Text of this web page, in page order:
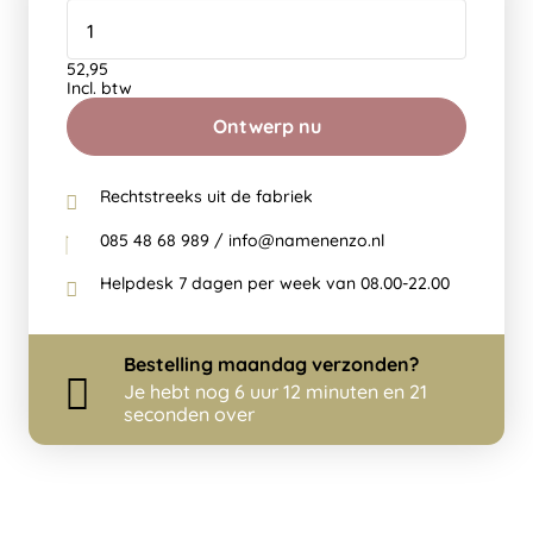
Ontwerp nu
52,95
Incl. btw
Rechtstreeks uit de fabriek
085 48 68 989 / info@namenenzo.nl
Helpdesk 7 dagen per week van 08.00-22.00
Bestelling maandag verzonden?
Je hebt nog 6 uur 12 minuten en 21
seconden over